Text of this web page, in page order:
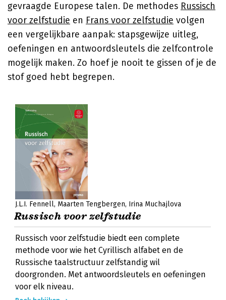
gevraagde Europese talen. De methodes Russisch
voor zelfstudie en Frans voor zelfstudie volgen
een vergelijkbare aanpak: stapsgewijze uitleg,
oefeningen en antwoordsleutels die zelfcontrole
mogelijk maken. Zo hoef je nooit te gissen of je de
stof goed hebt begrepen.
J.L.I. Fennell Maarten Tengbergen Irina Muchajlova
Russisch voor zelfstudie
Russisch voor zelfstudie biedt een complete
methode voor wie het Cyrillisch alfabet en de
Russische taalstructuur zelfstandig wil
doorgronden. Met antwoordsleutels en oefeningen
voor elk niveau.